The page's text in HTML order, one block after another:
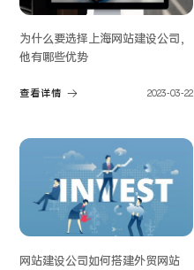
为什么要选择上海网站建设公司，
他有哪些优势
查看详情 2023-03-22
网站建设公司如何搭建外贸网站